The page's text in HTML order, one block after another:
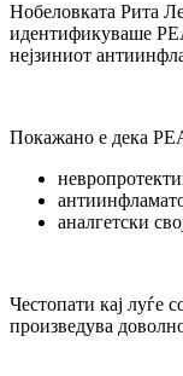
Нобеловката Рита
идентификуваше
нејзиниот
Покажано е дека
аналгетски
Честопати кај луѓе
произведува